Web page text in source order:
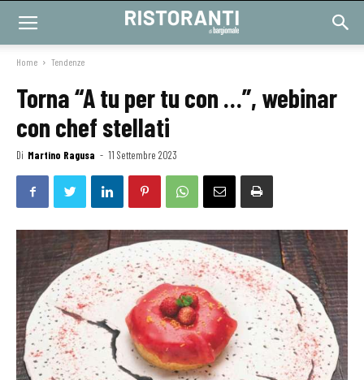
Home Tendenze
Torna “A tu per tu con …”, webinar
con chef stellati
Di Martino Ragusa - 11 Settembre 2023